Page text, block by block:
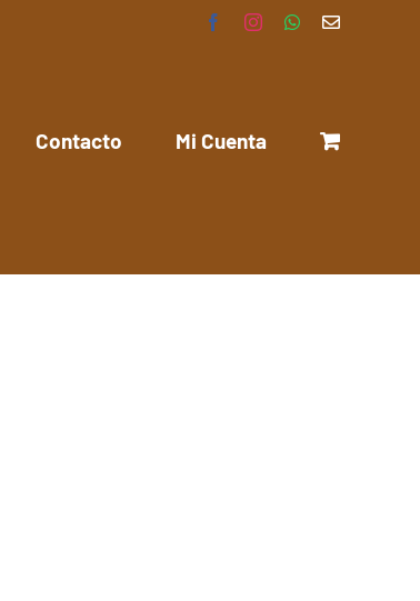
FacebookInstagramWhatsApp
Correo
Contacto Mi Cuenta